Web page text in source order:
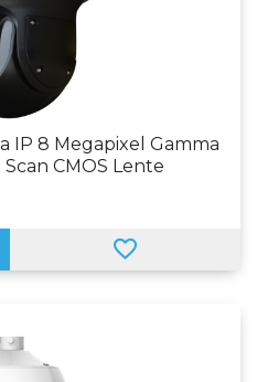
IP 8 Megapixel Gamma
Scan CMOS Lente
200 m WDR 120 dB
e NVR